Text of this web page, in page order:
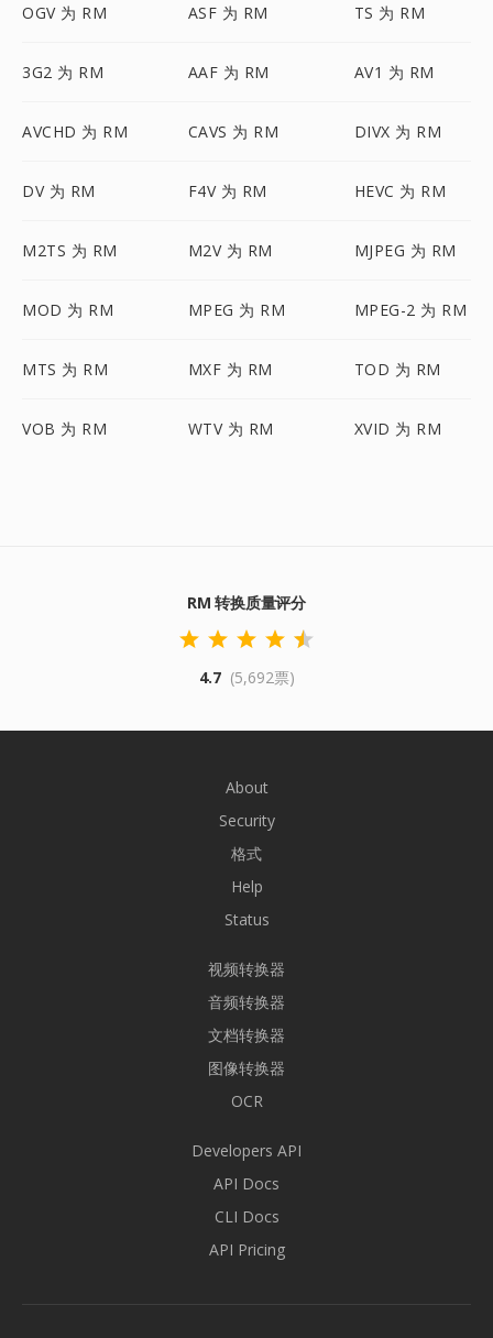
OGV 为 RM ASF 为 RM TS 为 RM
3G2 为 RM AAF 为 RM AV1 为 RM
AVCHD 为 RM CAVS 为 RM DIVX 为 RM
DV 为 RM F4V 为 RM HEVC 为 RM
M2TS 为 RM M2V 为 RM MJPEG 为 RM
MOD 为 RM MPEG 为 RM MPEG-2 为 RM
MTS 为 RM MXF 为 RM TOD 为 RM
VOB 为 RM WTV 为 RM XVID 为 RM
RM 转换质量评分
4.7 (5,692票)
About
Security
格式
Help
Status
视频转换器
音频转换器
文档转换器
图像转换器
OCR
Developers API
API Docs
CLI Docs
API Pricing